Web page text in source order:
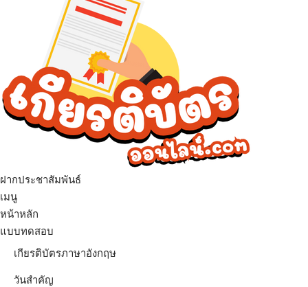
ฝากประชาสัมพันธ์
เมนู
หน้าหลัก
แบบทดสอบ
เกียรติบัตรภาษาอังกฤษ
วันสำคัญ